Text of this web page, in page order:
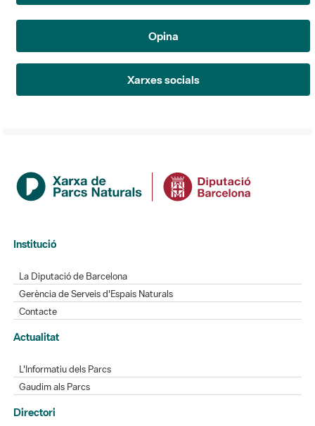
Opina
Xarxes socials
Institució
La Diputació de Barcelona
Gerència de Serveis d'Espais Naturals
Contacte
Actualitat
L'Informatiu dels Parcs
Gaudim als Parcs
Directori